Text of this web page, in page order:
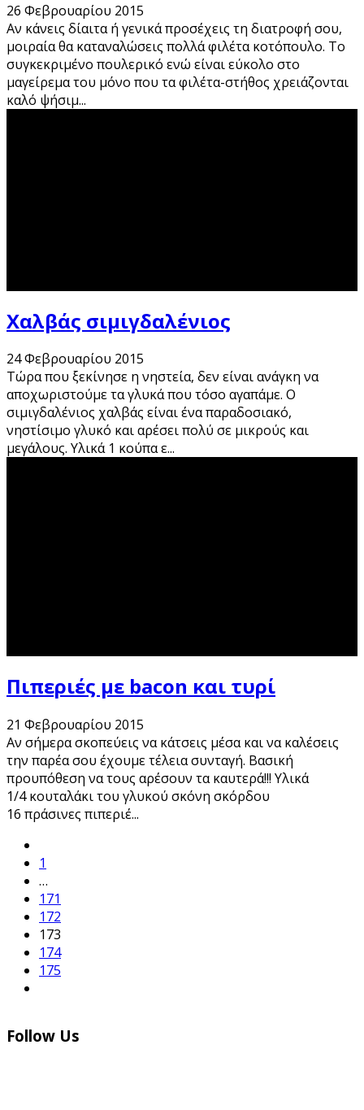
26 Φεβρουαρίου 2015
Αν κάνεις δίαιτα ή γενικά προσέχεις τη διατροφή σου,
μοιραία θα καταναλώσεις πολλά φιλέτα κοτόπουλο. Το
συγκεκριμένο πουλερικό ενώ είναι εύκολο στο
μαγείρεμα του μόνο που τα φιλέτα-στήθος χρειάζονται
καλό ψήσιμ...
Χαλβάς σιμιγδαλένιος
24 Φεβρουαρίου 2015
Τώρα που ξεκίνησε η νηστεία, δεν είναι ανάγκη να
αποχωριστούμε τα γλυκά που τόσο αγαπάμε. Ο
σιμιγδαλένιος χαλβάς είναι ένα παραδοσιακό,
νηστίσιμο γλυκό και αρέσει πολύ σε μικρούς και
μεγάλους. Υλικά 1 κούπα ε...
Πιπεριές με bacon και τυρί
21 Φεβρουαρίου 2015
Αν σήμερα σκοπεύεις να κάτσεις μέσα και να καλέσεις
την παρέα σου έχουμε τέλεια συνταγή. Βασική
προυπόθεση να τους αρέσουν τα καυτερά!!! Υλικά
1/4 κουταλάκι του γλυκού σκόνη σκόρδου
16 πράσινες πιπεριέ...
1
…
171
172
173
174
175
Follow Us